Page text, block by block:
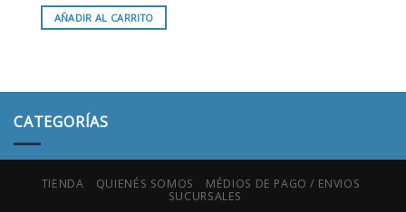
AÑADIR AL CARRITO
CATEGORÍAS
TIENDA QUIENÉS SOMOS
MÉDIOS DE PAGO / ENVIOS
SUCURSALES